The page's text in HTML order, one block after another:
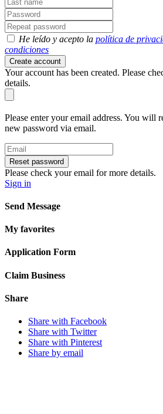
He leído y acepto la política de
condiciones
Create account
Your account has been created. Please
details.
Please enter your email address. You will
new password via email.
Reset password
Please check your email for more details.
Sign in
Send Message
My favorites
Application Form
Claim Business
Share
Share with Facebook
Share with Twitter
Share with Pinterest
Share by email